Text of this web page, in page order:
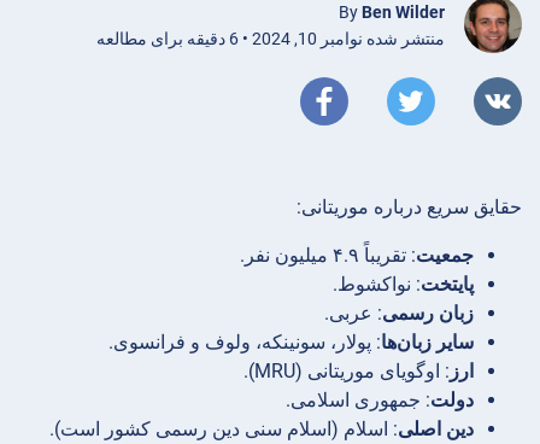
By Ben Wilder
منتشر شده نوامبر 10, 2024 • 6 دقیقه برای مطالعه
حقایق سریع درباره موریتانی:
جمعیت: تقریباً ۴.۹ میلیون نفر.
پایتخت: نواکشوط.
زبان رسمی: عربی.
سایر زبان‌ها: پولار، سونینکه، ولوف و فرانسوی.
ارز : اوگویای موریتانی (MRU).
دولت: جمهوری اسلامی.
دین اصلی: اسلام (اسلام سنی دین رسمی کشور است).